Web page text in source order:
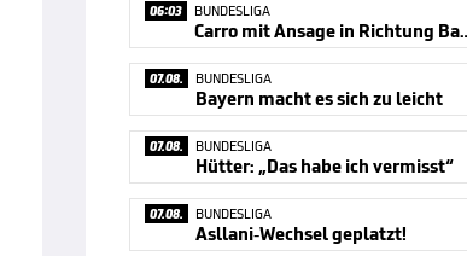
06:03 BUNDESLIGA
Carro mit
07.08. BUNDESLIGA
Bayern macht es sich zu leicht
07.08. BUNDESLIGA
Hütter: „Das habe ich vermisst“
07.08. BUNDESLIGA
Asllani-Wechsel geplatzt!